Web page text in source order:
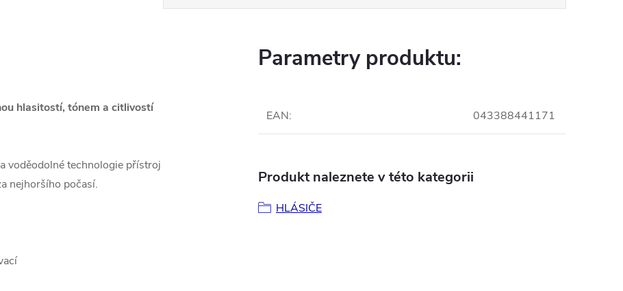
hlasitostí, tónem a citlivostí
voděodolné technologie přístroj
nejhoršího počasí.
Parametry produktu:
EAN: 043388441171
Produkt naleznete v této kategorii
HLÁSIČE